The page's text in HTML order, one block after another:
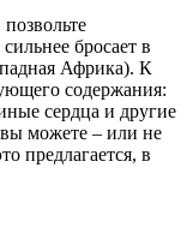
бросает в
Африка). К
содержания:
сердца и другие
можете – или не
предлагается, в